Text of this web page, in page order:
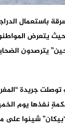
باستعمال
يتعرض
يترصدون
جريدة
نفذها يوم
“بيكان” شينوا